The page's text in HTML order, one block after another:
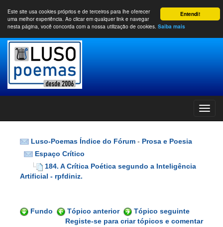
Entendi!
Este site usa cookies próprios e de terceiros para lhe oferecer
uma melhor experiência. Ao clicar em qualquer link e navegar
nesta página, você concorda com a nossa utilização de cookies. Saiba mais
Luso-Poemas Índice do Fórum - Prosa e Poesia
Espaço Crítico
184. A Crítica Poética segundo a Inteligência
Artificial - rpfdiniz.
Fundo Tópico anterior
Tópico seguinte
Registe-se para criar tópicos e comentar